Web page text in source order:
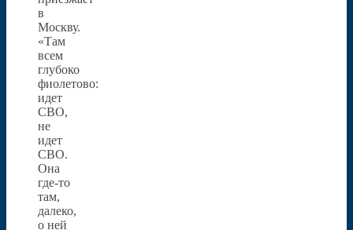
в
Москву.
«Там
всем
глубоко
фиолетово:
идет
СВО,
не
идет
СВО.
Она
где-то
там,
далеко,
о ней